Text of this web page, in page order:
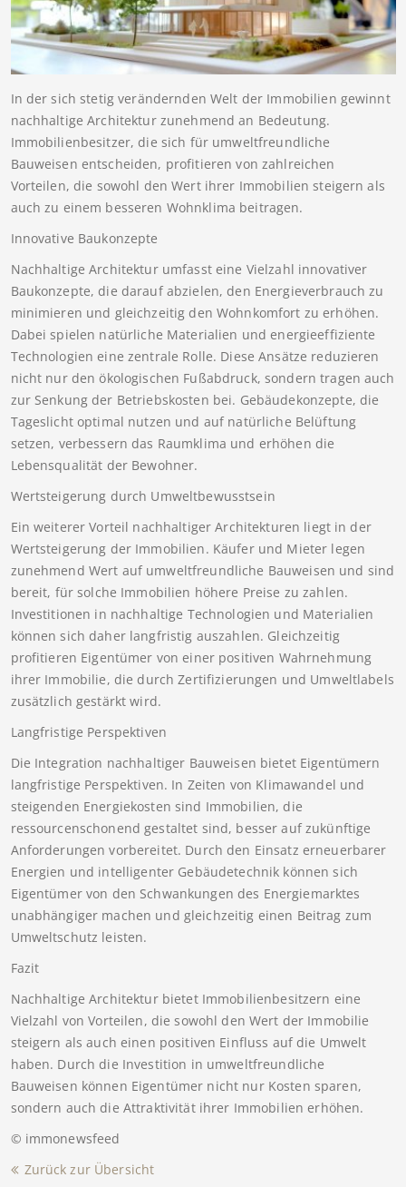
In der sich stetig verändernden Welt der Immobilien gewinnt
nachhaltige Architektur zunehmend an Bedeutung.
Immobilienbesitzer, die sich für umweltfreundliche
Bauweisen entscheiden, profitieren von zahlreichen
Vorteilen, die sowohl den Wert ihrer Immobilien steigern als
auch zu einem besseren Wohnklima beitragen.
Innovative Baukonzepte
Nachhaltige Architektur umfasst eine Vielzahl innovativer
Baukonzepte, die darauf abzielen, den Energieverbrauch zu
minimieren und gleichzeitig den Wohnkomfort zu erhöhen.
Dabei spielen natürliche Materialien und energieeffiziente
Technologien eine zentrale Rolle. Diese Ansätze reduzieren
nicht nur den ökologischen Fußabdruck, sondern tragen auch
zur Senkung der Betriebskosten bei. Gebäudekonzepte, die
Tageslicht optimal nutzen und auf natürliche Belüftung
setzen, verbessern das Raumklima und erhöhen die
Lebensqualität der Bewohner.
Wertsteigerung durch Umweltbewusstsein
Ein weiterer Vorteil nachhaltiger Architekturen liegt in der
Wertsteigerung der Immobilien. Käufer und Mieter legen
zunehmend Wert auf umweltfreundliche Bauweisen und sind
bereit, für solche Immobilien höhere Preise zu zahlen.
Investitionen in nachhaltige Technologien und Materialien
können sich daher langfristig auszahlen. Gleichzeitig
profitieren Eigentümer von einer positiven Wahrnehmung
ihrer Immobilie, die durch Zertifizierungen und Umweltlabels
zusätzlich gestärkt wird.
Langfristige Perspektiven
Die Integration nachhaltiger Bauweisen bietet Eigentümern
langfristige Perspektiven. In Zeiten von Klimawandel und
steigenden Energiekosten sind Immobilien, die
ressourcenschonend gestaltet sind, besser auf zukünftige
Anforderungen vorbereitet. Durch den Einsatz erneuerbarer
Energien und intelligenter Gebäudetechnik können sich
Eigentümer von den Schwankungen des Energiemarktes
unabhängiger machen und gleichzeitig einen Beitrag zum
Umweltschutz leisten.
Fazit
Nachhaltige Architektur bietet Immobilienbesitzern eine
Vielzahl von Vorteilen, die sowohl den Wert der Immobilie
steigern als auch einen positiven Einfluss auf die Umwelt
haben. Durch die Investition in umweltfreundliche
Bauweisen können Eigentümer nicht nur Kosten sparen,
sondern auch die Attraktivität ihrer Immobilien erhöhen.
© immonewsfeed
Zurück zur Übersicht